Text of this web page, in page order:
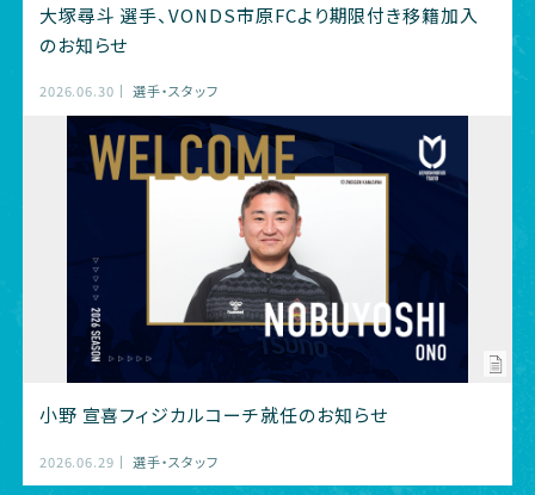
大塚尋斗 選手、VONDS市原FCより期限付き移籍加入
のお知らせ
2026.06.30 選手・スタッフ
小野 宣喜フィジカルコーチ就任のお知らせ
2026.06.29 選手・スタッフ